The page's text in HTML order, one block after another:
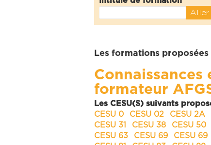
Les formations proposées
formateur
Les CESU(S) suivants
CESU 0
CESU 02 CESU 2A
CESU 31
CESU 38 CESU 50
CESU 63
CESU 69 CESU 69